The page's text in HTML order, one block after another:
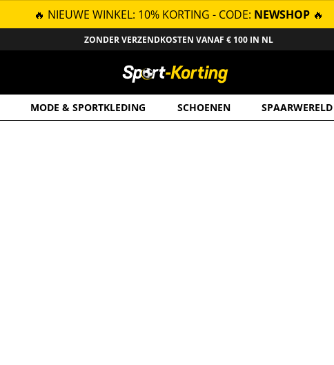
🔥 NIEUWE WINKEL: 10% KORTING - CODE: NEWSHOP 🔥
ZONDER VERZENDKOSTEN VANAF € 100 IN NL
MODE & SPORTKLEDING SCHOENEN SPAARWERELD